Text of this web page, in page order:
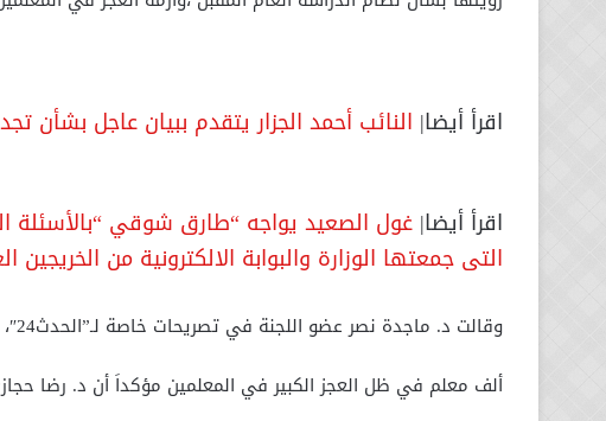
اقرأ أيضا| النائب أحمد الجزار يتقدم ببيان عاجل بشأن تجديد
اقرأ أيضا| غول الصعيد يواجه “طارق شوقي “بالأسئلة
التى جمعتها الوزارة والبوابة الالكترونية من الخريجين
وقالت د. ماجدة نصر عضو اللجنة في تصريحات خاصة لـ”الحدث24″، أن اللجنة في إنتظار الرد خاصة فيما يتعلق بأزمة الـ120
ألف معلم في ظل العجز الكبير في المعلمين مؤكداَ أن د. رضا حجازي